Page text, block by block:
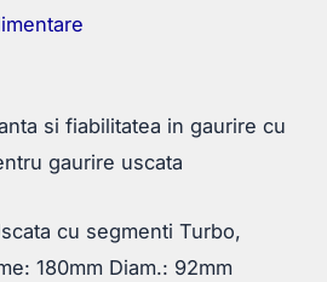
si fiabilitatea in gaurire cu
gaurire uscata
cu segmenti Turbo,
180mm Diam.: 92mm